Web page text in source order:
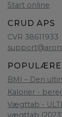
Start online
CRUD APS
CVR 38611933
BMI – Den
Kalorier -
Vægttab -
vægttab (2023)